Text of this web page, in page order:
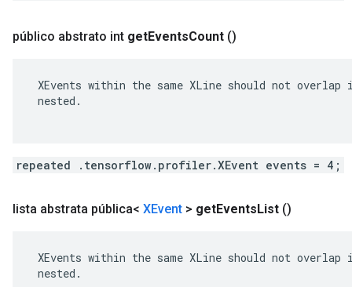
público abstrato int getEventsCount ()
XEvents within the same XLine should not
nested.
repeated .tensorflow.profiler.XEvent events = 4;
lista abstrata pública< XEvent > getEventsList ()
XEvents within the same XLine should not
nested.